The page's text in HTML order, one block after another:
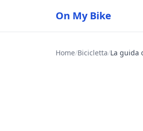
On My Bike
Home/Bicicletta/